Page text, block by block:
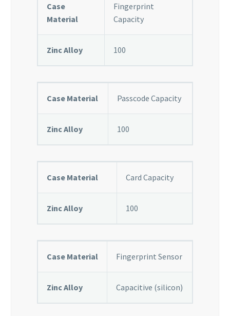
Case
Material
Fingerprint
Capacity
Zinc Alloy 100
Case Material Passcode Capacity
Zinc Alloy 100
Case Material Card Capacity
Zinc Alloy 100
Case Material Fingerprint Sensor
Zinc Alloy Capacitive (silicon)
ofertas
personalizados.